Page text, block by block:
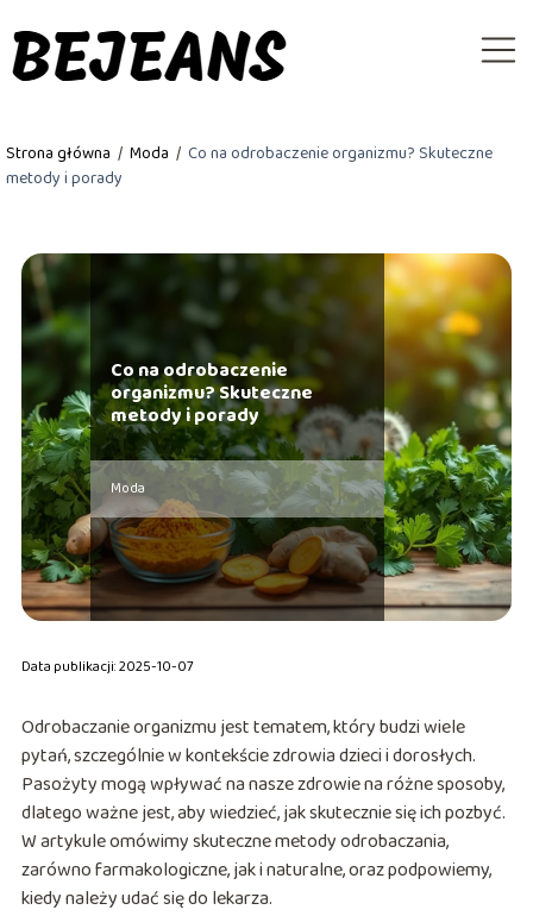
Strona główna / Moda / Co na odrobaczenie organizmu? Skuteczne
metody i porady
Co na odrobaczenie
organizmu? Skuteczne
metody i porady
Moda
Data publikacji: 2025-10-07
Odrobaczanie organizmu jest tematem, który budzi wiele
pytań, szczególnie w kontekście zdrowia dzieci i dorosłych.
Pasożyty mogą wpływać na nasze zdrowie na różne sposoby,
dlatego ważne jest, aby wiedzieć, jak skutecznie się ich pozbyć.
W artykule omówimy skuteczne metody odrobaczania,
zarówno farmakologiczne, jak i naturalne, oraz podpowiemy,
kiedy należy udać się do lekarza.